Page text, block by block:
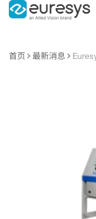
首页 最新消息